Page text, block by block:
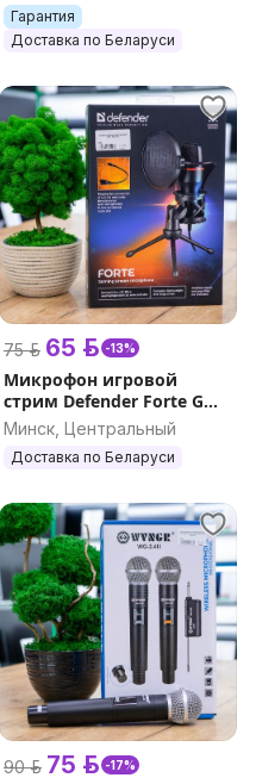
обл.
Гарантия
Доставка по Беларуси
75 р. 65 р. -13%
Микрофон игровой
стрим Defender Forte GMC
300
Минск, Центральный
Доставка по Беларуси
90 р. 75 р. -17%